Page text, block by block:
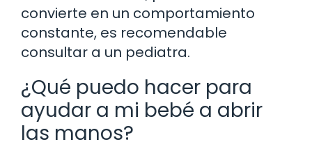
convierte en un comportamiento
constante, es recomendable
consultar a un pediatra.
¿Qué puedo hacer para
ayudar a mi bebé a abrir
las manos?